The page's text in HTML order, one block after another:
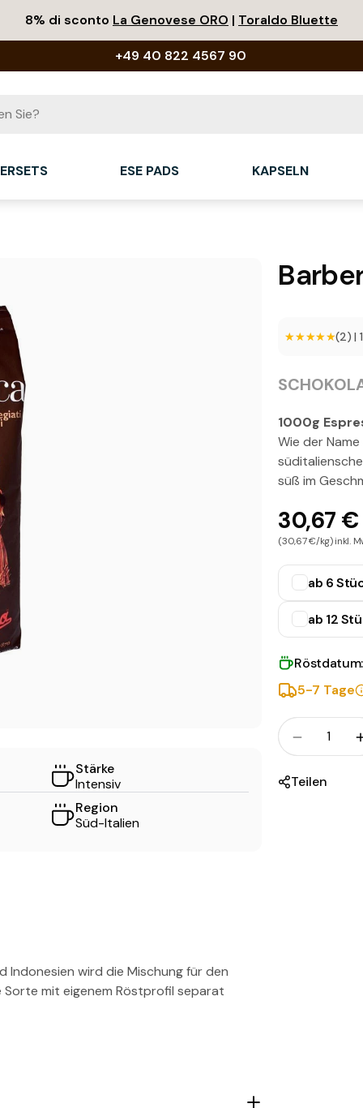
8% di sconto La Genovese ORO | Toraldo Bluette
+49 40 822 4567 90
ESE PADS KAPSELN
Stärke
Intensiv
Region
Süd-Italien
Indonesien wird die Mischung für den
Sorte mit eigenem Röstprofil separat
★★★★★
★★★★★(2) |
1000g
Wie der
süß im
30,67 €
(30,67 €/kg) inkl.
ab 6
ab 12
5-7 Tage
Menge
Menge
Teilen